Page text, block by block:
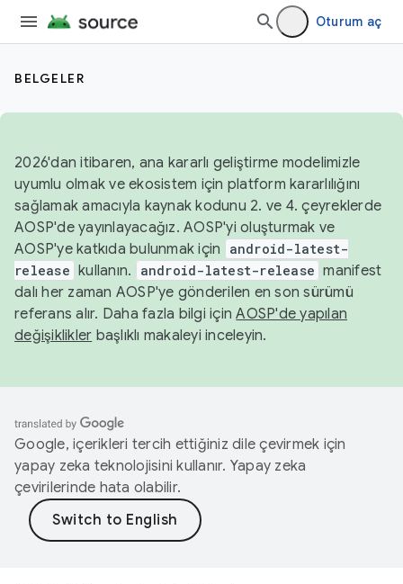
Oturum aç
BELGELER
2026'dan itibaren, ana kararlı geliştirme modelimizle
uyumlu olmak ve ekosistem için platform kararlılığını
sağlamak amacıyla kaynak kodunu 2. ve 4. çeyreklerde
AOSP'de yayınlayacağız. AOSP'yi oluşturmak ve
AOSP'ye katkıda bulunmak için
android-latest-
release kullanın. android-latest-release manifest
dalı her zaman AOSP'ye gönderilen en son sürümü
referans alır. Daha fazla bilgi içinAOSP'de yapılan
değişiklikler başlıklı makaleyi inceleyin.
Google, içerikleri tercih ettiğiniz dile çevirmek için
yapay zeka teknolojisini kullanır. Yapay zeka
çevirilerinde hata olabilir.